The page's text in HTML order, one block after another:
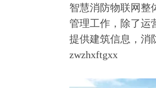
智慧消防物联网整
管理工作，除了运
提供建筑信息，消
zwzhxftgxx